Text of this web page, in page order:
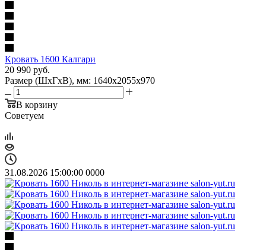
Кровать 1600 Калгари
20 990 руб.
Размер (ШхГхВ), мм: 1640х2055х970
В корзину
Советуем
31.08.2026 15:00:00 0000